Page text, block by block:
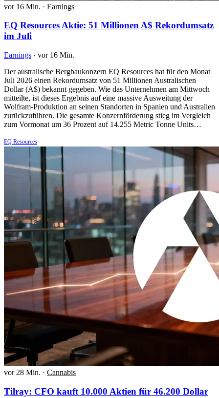
vor 16 Min. · Earnings
EQ Resources Aktie: 51 Millionen A$ Rekordumsatz
im Juli
Earnings · vor 16 Min.
Der australische Bergbaukonzern EQ Resources hat für den Monat
Juli 2026 einen Rekordumsatz von 51 Millionen Australischen
Dollar (A$) bekannt gegeben. Wie das Unternehmen am Mittwoch
mitteilte, ist dieses Ergebnis auf eine massive Ausweitung der
Wolfram-Produktion an seinen Standorten in Spanien und Australien
zurückzuführen. Die gesamte Konzernförderung stieg im Vergleich
zum Vormonat um 36 Prozent auf 14.255 Metric Tonne Units…
EQ Resources
vor 28 Min. · Cannabis
Tilray: CFO kauft 10.000 Aktien für 46.200 Dollar